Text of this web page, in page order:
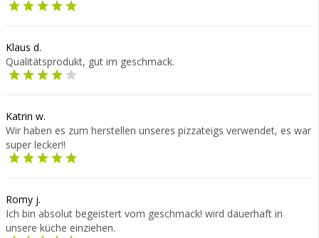
Klaus d.
Qualitätsprodukt, gut im geschmack.
Katrin w.
Wir haben es zum herstellen unseres pizzateigs verwendet, es war
super lecker!!
Romy j.
Ich bin absolut begeistert vom geschmack! wird dauerhaft in
unsere küche einziehen.